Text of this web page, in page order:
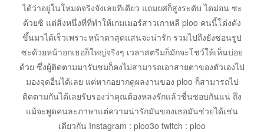
ได้ว่าอยู่ในโหมดจริงจังเลยทีเดียว แถมยศก็สูงระดับ ไดม่อน ซะ
ด้วยซิ แต่สิ่งหนึ่งที่ที่ทำให้เกมเมอร์สาวเกาหลี ploo คนนี้โด่งดัง
ขึ้นมาได้เร็วเพราะหน้าตาสุดแสนจะน่ารัก รวมไปถึงยังซ่อนรูป
ซะด้วยหน้าอกเธอก็ใหญ่จริงๆ เวลาสตรีมก็มักจะโชว์ให้เห็นบ่อย
ด้วย ซึ่งผู้ติดตามมารับชมก็คงไม่สามารถเอาสายตาของตัวเองไป
มองจุดอื่นได้เลย แต่หากอยากดูผลงานของ ploo ก็สามารถไป
ติดตามกันได้เลยรับรองว่าคุณต้องหลงรักแล้วชื่นชอบกันแน่ ถึง
แม้จะพูดคนละภาษาแต่ความน่ารักมันของเธอมันช่วยได้เช่น
เดียวกัน Instagram : ploo3o twitch : ploo